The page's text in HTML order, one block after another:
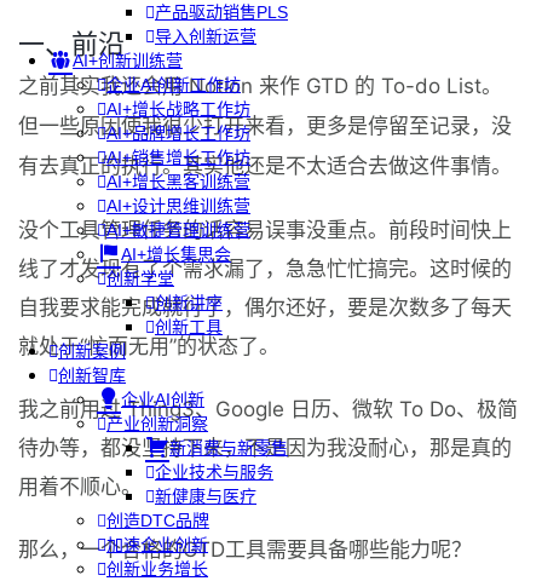
产品驱动销售PLS
导入创新运营
AI+创新训练营
企业AI创新工作坊
AI+增长战略工作坊
AI+品牌增长工作坊
AI+销售增长工作坊
AI+增长黑客训练营
AI+设计思维训练营
AI+敏捷管理训练营
AI+增长集思会
创新学堂
创新讲座
创新工具
创新案例
创新智库
企业AI创新
产业创新洞察
新消费与新零售
企业技术与服务
新健康与医疗
创造DTC品牌
加速企业创新
创新业务增长
一、前沿
之前其实我还会用 Notion 来作 GTD 的 To-do List。
但一些原因使我很少打开来看，更多是停留至记录，没
有去真正的执行。其实他还是不太适合去做这件事情。
没个工具管理任务的话容易误事没重点。前段时间快上
线了才发现有了个需求漏了，急急忙忙搞完。这时候的
自我要求能完成就行了，偶尔还好，要是次数多了每天
就处于“忙而无用”的状态了。
我之前用过 Thing3、Google 日历、微软 To Do、极简
待办等，都没坚持下来，不是因为我没耐心，那是真的
用着不顺心。
那么，一个合格的GTD工具需要具备哪些能力呢？